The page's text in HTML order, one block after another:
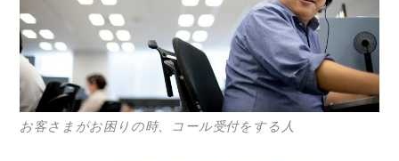
Photos
運営会社
登録
お問い合わせ
お客さまがお困りの時、コール受付をする人